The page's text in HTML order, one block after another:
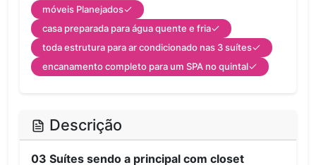
móveis Planejados
casa preparada para água quente e fria
toda estrutura para ar condicionado nas 3 suítes
encanamento completo para um SPA no quintal
Descrição
03 Suítes sendo a principal com closet